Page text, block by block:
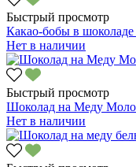
Быстрый просмотр
Какао-бобы в
Нет в наличии
Быстрый просмотр
Шоколад на Меду
Нет в наличии